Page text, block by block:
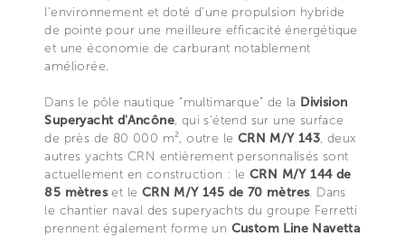
l'environnement et doté d'une propulsion hybride
de pointe pour une meilleure efficacité énergétique
et une économie de carburant notablement
améliorée.
Dans le pôle nautique "multimarque" de la Division
Superyacht d'Ancône, qui s'étend sur une surface
de près de 80 000 m², outre le CRN M/Y 143, deux
autres yachts CRN entièrement personnalisés sont
actuellement en construction : le CRN M/Y 144 de
85 mètreset le CRN M/Y 145 de 70 mètres. Dans
le chantier naval des superyachts du groupe Ferretti
prennent également forme un Custom Line Navetta